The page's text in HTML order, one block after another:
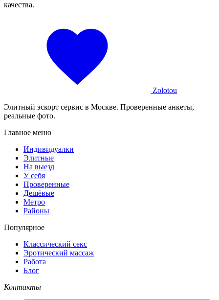
качества.
Zolotou
Элитный эскорт сервис в Москве. Проверенные анкеты,
реальные фото.
Главное меню
Индивидуалки
Элитные
На выезд
У себя
Проверенные
Дешёвые
Метро
Районы
Популярное
Классический секс
Эротический массаж
Работа
Блог
Контакты